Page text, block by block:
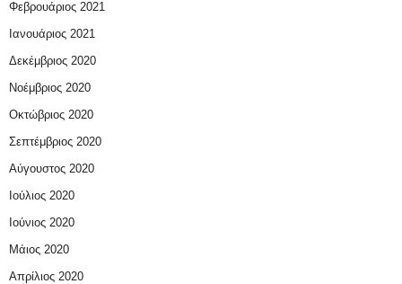
Φεβρουάριος 2021
Ιανουάριος 2021
Δεκέμβριος 2020
Νοέμβριος 2020
Οκτώβριος 2020
Σεπτέμβριος 2020
Αύγουστος 2020
Ιούλιος 2020
Ιούνιος 2020
Μάιος 2020
Απρίλιος 2020